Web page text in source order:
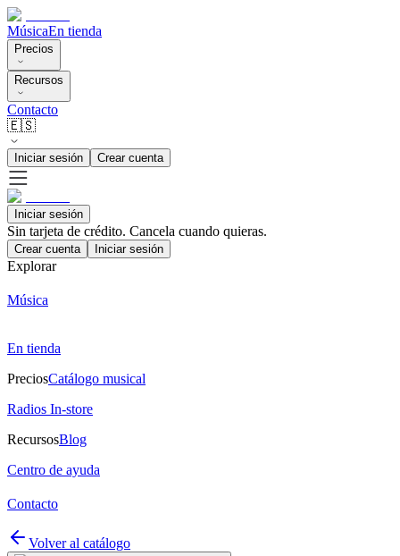
MúsicaEn tienda
Precios
Recursos
Contacto
🇪🇸
Iniciar sesión Crear cuenta
Iniciar sesión
Sin tarjeta de crédito. Cancela cuando quieras.
Crear cuenta Iniciar sesión
Explorar
Música
En tienda
PreciosCatálogo musical
Radios In-store
RecursosBlog
Centro de ayuda
Contacto
Volver al catálogo